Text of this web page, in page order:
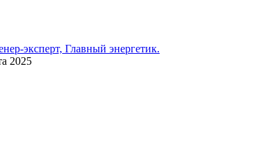
эксперт, Главный энергетик.
2025